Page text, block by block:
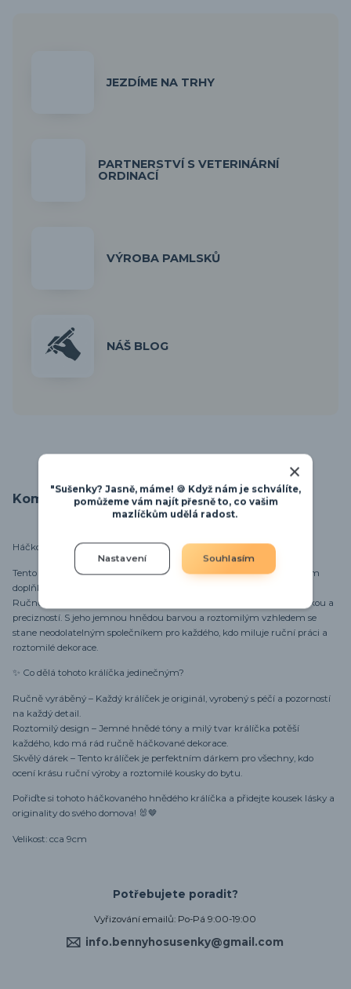
JEZDÍME NA TRHY
PARTNERSTVÍ S VETERINÁRNÍ
ORDINACÍ
VÝROBA PAMLSKŮ
NÁŠ BLOG
Kompletní specifikace
Háčkovaný hnědý králíček – roztomilý společník 🐰🤎
Tento háčkovaný hnědý králíček je naprosto kouzelný a bude skvělým
doplňkem pro váš domov nebo originálním dárkem pro vaše blízké.
Ručně vyráběný mojí sestrou, každý detail je pečlivě zpracován s láskou a
precizností. S jeho jemnou hnědou barvou a roztomilým vzhledem se
stane neodolatelným společníkem pro každého, kdo miluje ruční práci a
roztomilé dekorace.
✨ Co dělá tohoto králíčka jedinečným?
Ručně vyráběný – Každý králíček je originál, vyrobený s péčí a pozorností
na každý detail.
Roztomilý design – Jemné hnědé tóny a milý tvar králíčka potěší
každého, kdo má rád ručně háčkované dekorace.
Skvělý dárek – Tento králíček je perfektním dárkem pro všechny, kdo
ocení krásu ruční výroby a roztomilé kousky do bytu.
Pořiďte si tohoto háčkovaného hnědého králíčka a přidejte kousek lásky a
originality do svého domova! 🐰🤎
Velikost: cca 9cm
Potřebujete poradit?
Vyřizování emailů: Po-Pá 9:00-19:00
info.bennyhosusenky@gmail.com
"Sušenky? Jasně, máme! 🍪 Když nám je schválíte,
pomůžeme vám najít přesně to, co vašim
mazlíčkům udělá radost.
Nastavení Souhlasím